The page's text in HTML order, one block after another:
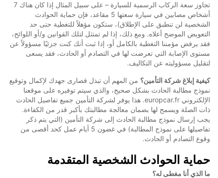
تجاوز سعة الركاب الرسمية للسيارة – على سبيل المثال إذا كان هناك 7
أشخاص مصابين في سيارة سعتها 5 مقاعد، فإن حماية الحوادث
الشخصية لن تنطبق على الإطلاق)، ستكون مؤهلاً للتغطية حتى حد
التعويض الموضح أعلاه. ومع ذلك، إذا لم تمتثل لتلك القوانين و/أو اللوائح،
فقد يرفض مؤمننا التغطية بالكامل أو، إذا ثبت أنك كنت جزئيًا مسؤولاً عن
مستوى الإصابة التي تعرضت لها في التصادم أو الحادث، فقد يسعى
لتقليل مسؤوليته عن التكاليف.
كيفية إبلاغ شركة التأمين؟ من المهم أن تبذل قصارى جهدك لإكمال وتوقيع
نموذج مطالبة الحادث بشكل صحيح، والذي سيتم توفيره على موقعنا
الإلكتروني europcar.fr. هذا يوفر لشركة التأمين جميع تفاصيل الحادث
ذات الصلة ويسمح لها بضمان معالجة مطالبتك بأكبر قدر من الكفاءة.
يجب إرسال نموذج مطالبة الحادث إلى شركة التأمين (التي يتم ذكر
تفاصيلها على نموذج المطالبة) في غضون 5 أيام عمل كحد أقصى من
وقوع التصادم أو الحادث.
حماية الحوادث الشخصية المتقدمة
ما الذي أنا مغطى له؟